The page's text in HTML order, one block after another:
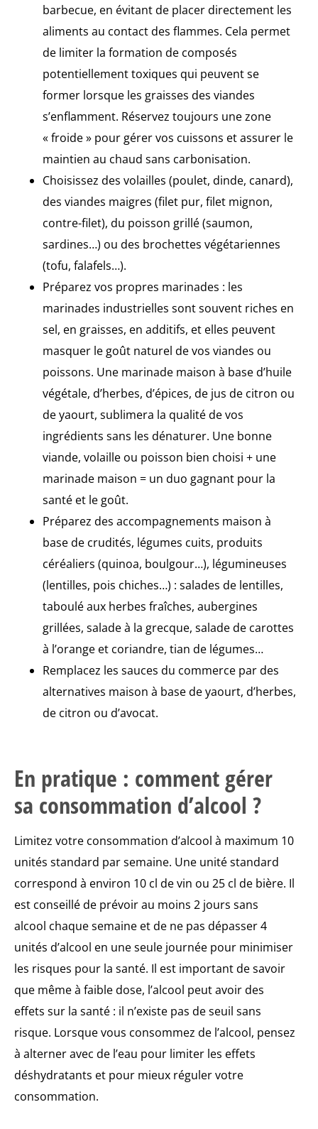
barbecue, en évitant de placer directement les
aliments au contact des flammes. Cela permet
de limiter la formation de composés
potentiellement toxiques qui peuvent se
former lorsque les graisses des viandes
s’enflamment. Réservez toujours une zone
« froide » pour gérer vos cuissons et assurer le
maintien au chaud sans carbonisation.
Choisissez des volailles (poulet, dinde, canard),
des viandes maigres (filet pur, filet mignon,
contre-filet), du poisson grillé (saumon,
sardines…) ou des brochettes végétariennes
(tofu, falafels…).
Préparez vos propres marinades : les
marinades industrielles sont souvent riches en
sel, en graisses, en additifs, et elles peuvent
masquer le goût naturel de vos viandes ou
poissons. Une marinade maison à base d’huile
végétale, d’herbes, d’épices, de jus de citron ou
de yaourt, sublimera la qualité de vos
ingrédients sans les dénaturer. Une bonne
viande, volaille ou poisson bien choisi + une
marinade maison = un duo gagnant pour la
santé et le goût.
Préparez des accompagnements maison à
base de crudités, légumes cuits, produits
céréaliers (quinoa, boulgour…), légumineuses
(lentilles, pois chiches…) : salades de lentilles,
taboulé aux herbes fraîches, aubergines
grillées, salade à la grecque, salade de carottes
à l’orange et coriandre, tian de légumes…
Remplacez les sauces du commerce par des
alternatives maison à base de yaourt, d’herbes,
de citron ou d’avocat.
En pratique : comment gérer
sa consommation d’alcool ?
Limitez votre consommation d’alcool à maximum 10
unités standard par semaine. Une unité standard
correspond à environ 10 cl de vin ou 25 cl de bière. Il
est conseillé de prévoir au moins 2 jours sans
alcool chaque semaine et de ne pas dépasser 4
unités d’alcool en une seule journée pour minimiser
les risques pour la santé. Il est important de savoir
que même à faible dose, l’alcool peut avoir des
effets sur la santé : il n’existe pas de seuil sans
risque. Lorsque vous consommez de l’alcool, pensez
à alterner avec de l’eau pour limiter les effets
déshydratants et pour mieux réguler votre
consommation.